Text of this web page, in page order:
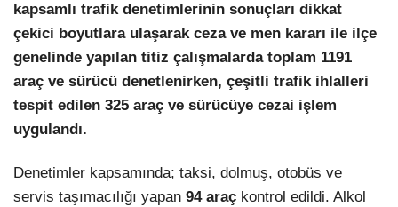
kapsamlı trafik denetimlerinin sonuçları dikkat
çekici boyutlara ulaşarak ceza ve men kararı ile ilçe
genelinde yapılan titiz çalışmalarda toplam 1191
araç ve sürücü denetlenirken, çeşitli trafik ihlalleri
tespit edilen 325 araç ve sürücüye cezai işlem
uygulandı.
Denetimler kapsamında; taksi, dolmuş, otobüs ve
servis taşımacılığı yapan 94 araç kontrol edildi. Alkol